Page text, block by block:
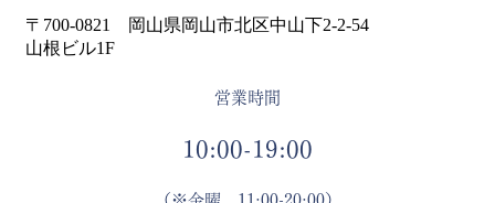
〒700-0821 岡山県岡山市北区中山下2-2-54
山根ビル1F
営業時間
10:00-19:00
（※金曜 11:00-20:00）